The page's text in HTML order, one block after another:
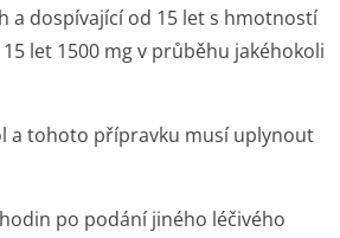
a dospívající od 15 let s hmotností
let 1500 mg v průběhu jakéhokoli
a tohoto přípravku musí uplynout
po podání jiného léčivého